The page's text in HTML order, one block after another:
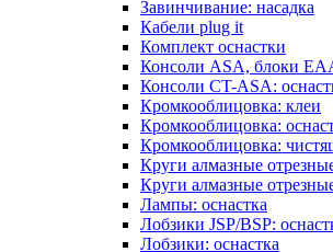
Завинчивание: насадка
Кабели plug it
Комплект оснастки
Консоли ASA, блоки
Консоли CT-ASA:
Кромкооблицовка: клеи
Кромкооблицовка:
Кромкооблицовка:
Круги алмазные
Круги алмазные
Лампы: оснастка
Лобзики JSP/BSP:
Лобзики: оснастка